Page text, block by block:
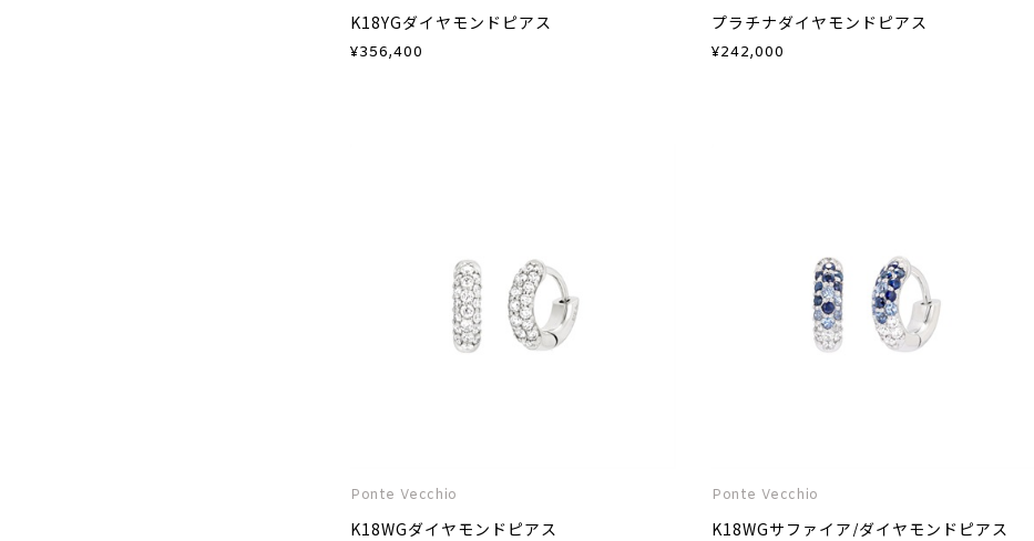
K18YGダイヤモンドピアス
¥356,400
プラチナダイヤモンドピアス
¥242,000
Ponte Vecchio
K18WGダイヤモンドピアス
Ponte Vecchio
K18WGサファイア/ダイヤモンドピアス